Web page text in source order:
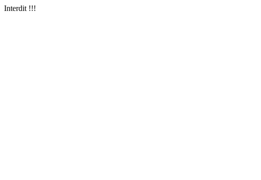
Interdit !!!